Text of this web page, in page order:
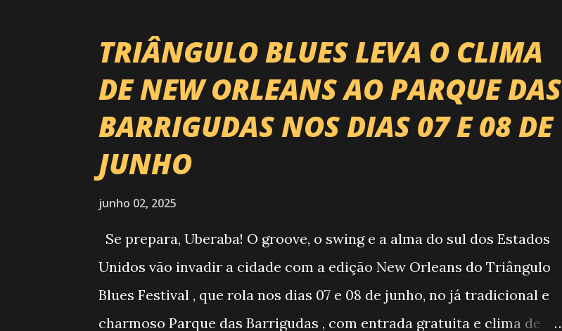
reúne os principais atletas de montaria do país enfrentando as
boiadas mais potentes das arenas. O impacto é tão grande que o
evento até mudou de nome: agora é Expozebu Rodeo Shows . E não
para por aí. Foto: @circuitoranchoprimavera 🎤 LINE-UP NACIONAL
30 de abril e 02 de maio , com oito atrações gigantes da música
brasileira , contemplando sertanejo, forró, piseiro e sofrência nível
TRIÂNGULO BLUES LEVA O CLIMA
DE NEW ORLEANS AO PARQUE DAS
BARRIGUDAS NOS DIAS 07 E 08 DE
JUNHO
junho 02, 2025
Se prepara, Uberaba! O groove, o swing e a alma do sul dos Estados
Unidos vão invadir a cidade com a edição New Orleans do Triângulo
Blues Festival , que rola nos dias 07 e 08 de junho, no já tradicional e
charmoso Parque das Barrigudas , com entrada gratuita e clima de